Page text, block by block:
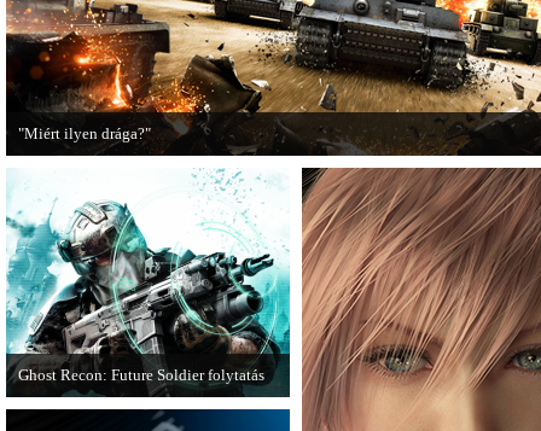
"Miért ilyen drága?"
A PC Guru utánajárt, miért kerülnek olyan sokba a AAA-kategóriás
Ghost Recon: Future Soldier folytatás
Több jel is utal arra, hogy készülőben